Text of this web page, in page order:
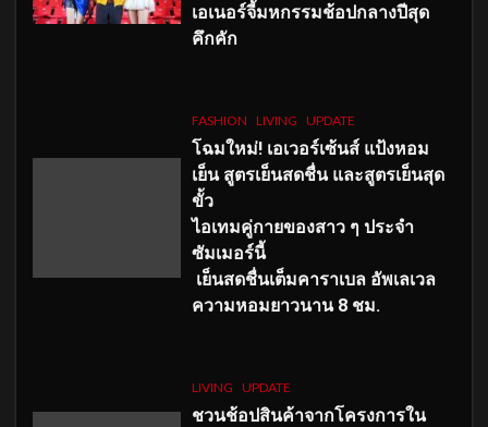
เอเนอร์จี้มหกรรมช้อปกลางปีสุด
คึกคัก
FASHION LIVING UPDATE
โฉมใหม่! เอเวอร์เซ้นส์ แป้งหอม
เย็น สูตรเย็นสดชื่น และสูตรเย็นสุด
ขั้ว
ไอเทมคู่กายของสาว ๆ ประจำ
ซัมเมอร์นี้
เย็นสดชื่นเต็มคาราเบล อัพเลเวล
ความหอมยาวนาน 8 ชม.
LIVING UPDATE
ชวนช้อปสินค้าจากโครงการใน